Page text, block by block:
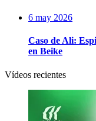
6 may 2026
Caso de Ali:
en Beike
Vídeos recientes